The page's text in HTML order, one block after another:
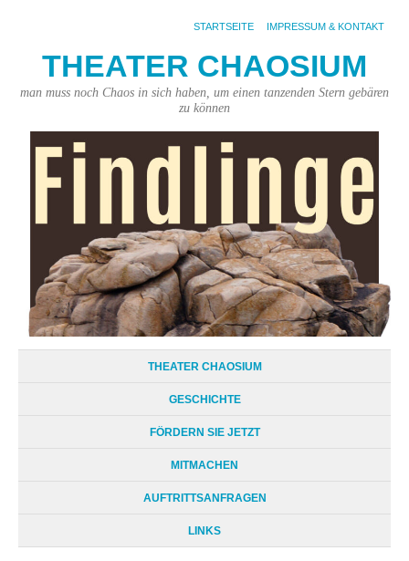
STARTSEITE IMPRESSUM & KONTAKT
THEATER CHAOSIUM
man muss noch Chaos in sich haben, um einen tanzenden Stern gebären
zu können
THEATER CHAOSIUM
GESCHICHTE
FÖRDERN SIE JETZT
MITMACHEN
AUFTRITTSANFRAGEN
LINKS